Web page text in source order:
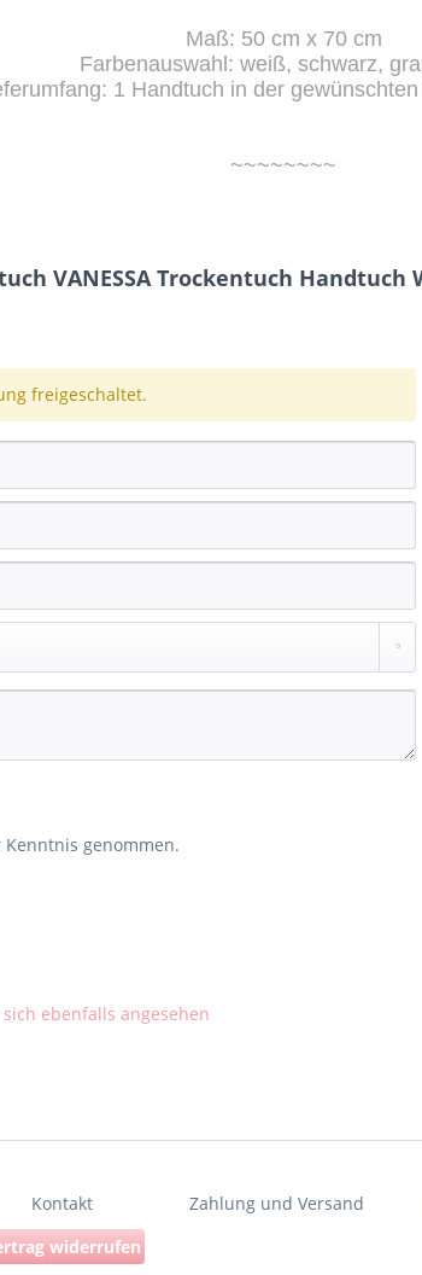
Maß: 50 cm x 70 cm
Farbenauswahl: weiß, schwarz,
1 Handtuch in der
~~~~~~~~
VANESSA Trockentuch Handtuch
freigeschaltet.
Kenntnis genommen.
ebenfalls angesehen
Kontakt Zahlung und Versand
widerrufen